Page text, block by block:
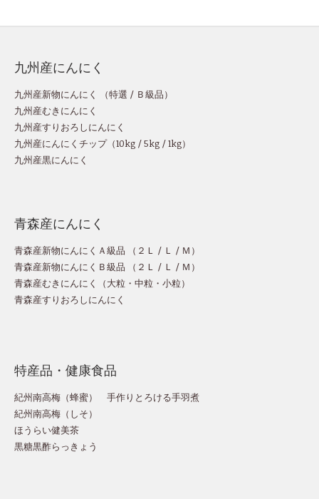
九州産にんにく
九州産新物にんにく （特選 / Ｂ級品）
九州産むきにんにく
九州産すりおろしにんにく
九州産にんにくチップ（10kg /5kg /1kg）
九州産黒にんにく
青森産にんにく
青森産新物にんにくＡ級品 （ ２Ｌ / Ｌ / Ｍ ）
青森産新物にんにくＢ級品 （ ２Ｌ / Ｌ / Ｍ ）
青森産むきにんにく（大粒 ・ 中粒 ・ 小粒）
青森産すりおろしにんにく
特産品・健康食品
紀州南高梅（蜂蜜）
手作りとろける手羽煮
紀州南高梅（しそ）
ほうらい健美茶
黒糖黒酢らっきょう